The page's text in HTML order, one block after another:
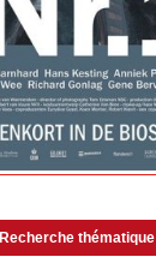
Recherche thématique